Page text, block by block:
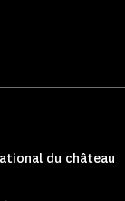
du château